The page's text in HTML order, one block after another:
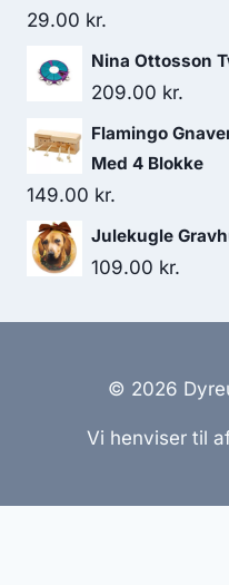
29.00 kr.
Nina Ottosson
209.00 kr.
Flamingo
Med 4 Blokke
149.00 kr.
Julekugle
109.00 kr.
© 2026
Vi henviser til